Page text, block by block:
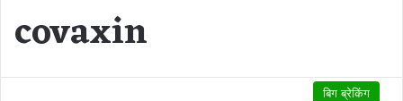
covaxin
बिग ब्रेकिंग